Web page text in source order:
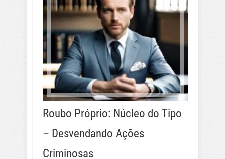
Roubo Próprio: Núcleo do Tipo
– Desvendando Ações
Criminosas